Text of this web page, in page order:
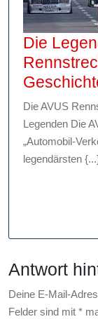
Die
Die AVUS
Legenden Die
„Automobil-
legendärsten
Antwort
Deine E-Mail-
Felder sind mit *